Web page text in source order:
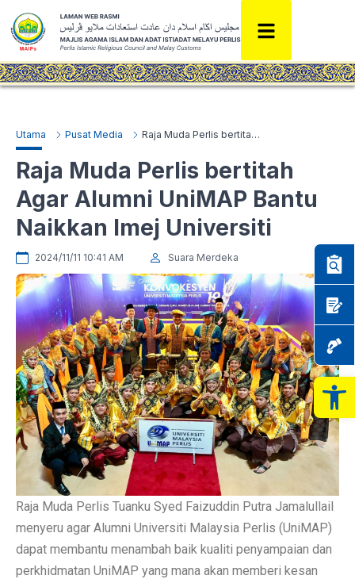
Utama Pusat Media Raja Muda Perlis bertitah Agar Alumni UniMAP Bantu Naikkan Imej Universiti
Raja Muda Perlis bertitah
Agar Alumni UniMAP Bantu
Naikkan Imej Universiti
2024/11/11 10:41 AM Suara Merdeka
Raja Muda Perlis Tuanku Syed Faizuddin Putra Jamalullail
menyeru agar Alumni Universiti Malaysia Perlis (UniMAP)
dapat membantu menambah baik kualiti penyampaian dan
perkhidmatan UniMAP yang mana akan memberi kesan